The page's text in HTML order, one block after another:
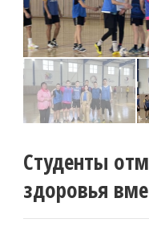
Студенты
здоровья